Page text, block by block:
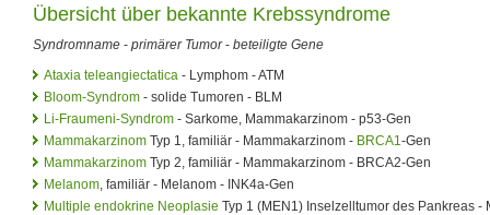
Übersicht über bekannte Krebssyndrome
Syndromname - primärer Tumor- beteiligte Gene
Ataxia teleangiectatica - Lymphom - ATM
Bloom-Syndrom - solide Tumoren - BLM
Li-Fraumeni-Syndrom - Sarkome, Mammakarzinom - p53-Gen
Mammakarzinom Typ 1, familiär - Mammakarzinom - BRCA1-Gen
Mammakarzinom Typ 2, familiär - Mammakarzinom - BRCA2-Gen
Melanom, familiär - Melanom - INK4a-Gen
Multiple endokrine Neoplasie Typ 1 (MEN1) Inselzelltumor des Pankreas -